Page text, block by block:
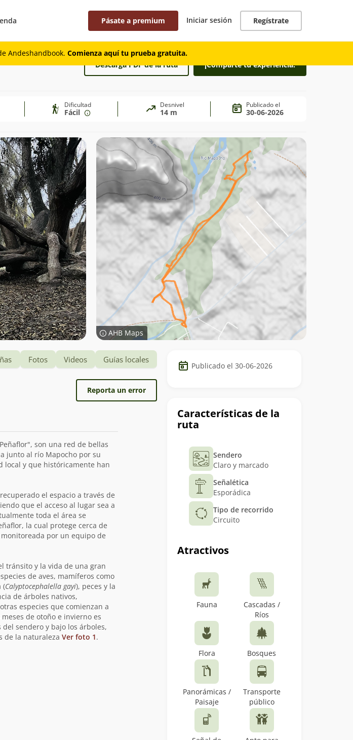
Pásate a premium Iniciar sesión Regístrate
Andeshandbook. Comienza aquí tu prueba gratuita.
Descarga PDF de la ruta ¡Comparte tu experiencia!
Dificultad
Fácil
Desnivel
14 m
Publicado el
30-06-2026
AHB Maps
Datos
del Publicado el 30-06-2026
Características de la
ruta
Sendero
Claro y marcado
Señalética
Esporádica
Tipo de recorrido
Circuito
Atractivos
Fauna
Cascadas /
Ríos
Flora Bosques
Panorámicas /
Paisaje
Transporte
público
Fotos Videos Guías locales
Reporta un error
son una red de bellas
junto al río Mapocho por su
local y que históricamente han
el espacio a través de
que el acceso al lugar sea a
toda el área se
la cual protege cerca de
por un equipo de
tránsito y la vida de una gran
de aves, mamíferos como
(Calyptocephalella gayi), peces y la
de árboles nativos,
especies que comienzan a
de otoño e invierno es
sendero y bajo los árboles,
de la naturaleza Ver foto 1.